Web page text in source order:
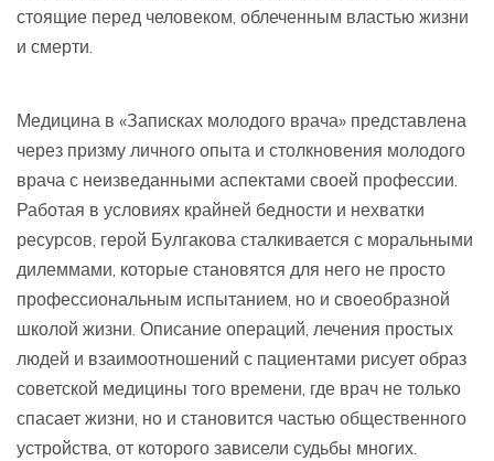
стоящие перед человеком, облеченным властью жизни
и смерти.
Медицина в «Записках молодого врача» представлена
через призму личного опыта и столкновения молодого
врача с неизведанными аспектами своей профессии.
Работая в условиях крайней бедности и нехватки
ресурсов, герой Булгакова сталкивается с моральными
дилеммами, которые становятся для него не просто
профессиональным испытанием, но и своеобразной
школой жизни. Описание операций, лечения простых
людей и взаимоотношений с пациентами рисует образ
советской медицины того времени, где врач не только
спасает жизни, но и становится частью общественного
устройства, от которого зависели судьбы многих.